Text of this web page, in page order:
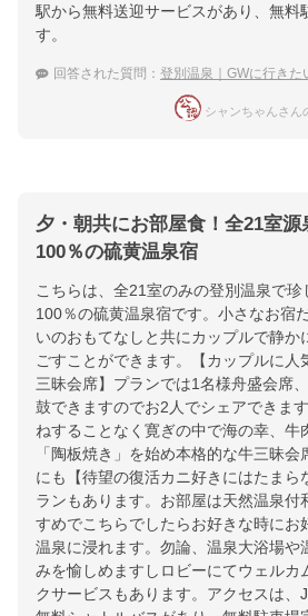
駅から無料送迎サービスがあり、無料
す。
回答された質問： 登別温泉｜GWに行きたい！カ
シャンちゃんさん
夕・朝共にお部屋食！全21室源
100％の硫黄温泉宿
こちらは、全21室のみの登別温泉で珍
100％の硫黄温泉宿です。小さなお宿
いのおもてなしと共にカップルで静か
ごすことができます。【カップルに人
三昧会席】プランでは1名様舟盛会席
鼓できますのでお2人でシェアできま
ねすることなく寛ぎの中で海の幸、牛
「陶板焼き」を始め本格的な牛三昧
にも【待望の復活カニ好きにはたまら
ランもあります。お部屋は天然温泉付
すめでこちらでしたらお好きな時にお
温泉に浸れます。勿論、温泉大浴場や
みを愉しめますしロビーにてウェルカ
クサービスもあります。アクセスは、